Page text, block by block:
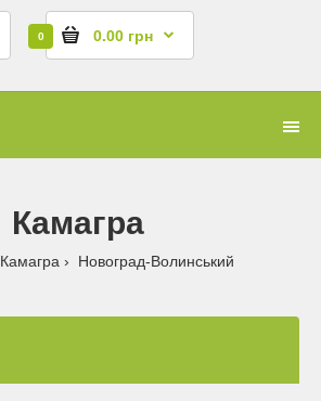
0 0.00 грн
Камагра
Камагра Новоград-Волинський